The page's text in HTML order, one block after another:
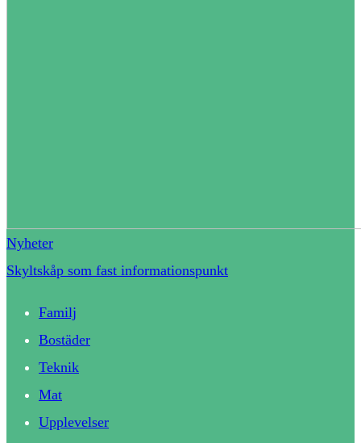
Nyheter
Skyltskåp som fast informationspunkt
Familj
Bostäder
Teknik
Mat
Upplevelser